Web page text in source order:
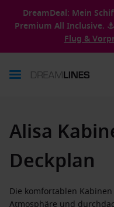
DreamDeal: Mein
Premium All Inclusive. ⚓
Flug &
Alisa
Deckplan
Die komfortablen
Atmosphäre und